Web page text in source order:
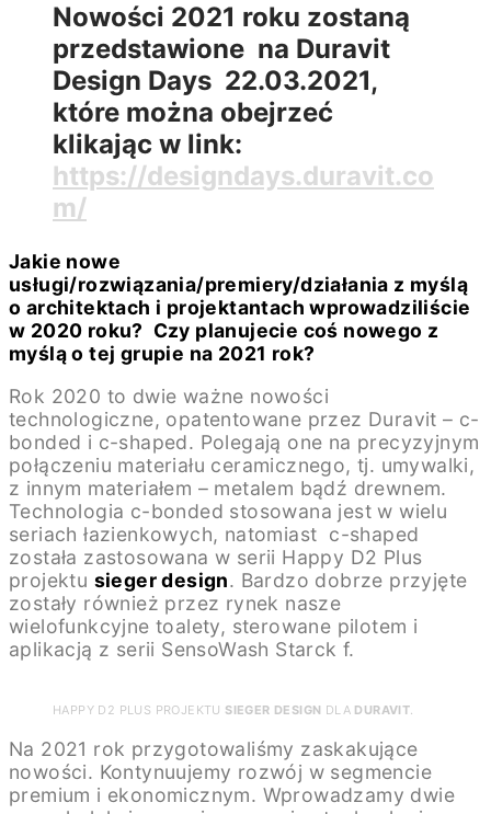
Nowości 2021 roku zostaną
przedstawione na Duravit
Design Days 22.03.2021,
które można obejrzeć
klikając w link:
https://designdays.duravit.co
m/
Jakie nowe
usługi/rozwiązania/premiery/działania z myślą
o architektach i projektantach wprowadziliście
w 2020 roku? Czy planujecie coś nowego z
myślą o tej grupie na 2021 rok?
Rok 2020 to dwie ważne nowości
technologiczne, opatentowane przez Duravit – c-
bonded i c-shaped. Polegają one na precyzyjnym
połączeniu materiału ceramicznego, tj. umywalki,
z innym materiałem – metalem bądź drewnem.
Technologia c-bonded stosowana jest w wielu
seriach łazienkowych, natomiast c-shaped
została zastosowana w serii Happy D2 Plus
projektu sieger design. Bardzo dobrze przyjęte
zostały również przez rynek nasze
wielofunkcyjne toalety, sterowane pilotem i
aplikacją z serii SensoWash Starck f.
HAPPY D2 PLUS PROJEKTU SIEGER DESIGN DLA DURAVIT.
Na 2021 rok przygotowaliśmy zaskakujące
nowości. Kontynuujemy rozwój w segmencie
premium i ekonomicznym. Wprowadzamy dwie